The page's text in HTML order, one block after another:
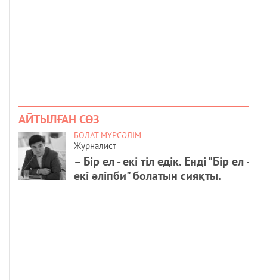
АЙТЫЛҒАН СӨЗ
БОЛАТ МҮРСӘЛІМ
Журналист
– Бір ел - екі тіл едік. Енді "Бір ел -
екі әліпби" болатын сияқты.